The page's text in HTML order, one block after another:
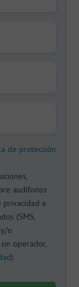
de protección
audífonos
a
(SMS,
o
operador,
).